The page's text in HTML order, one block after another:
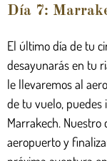
Día 7:
El último día de tu
desayunarás en tu
le llevaremos al
de tu vuelo,
Marrakech.
aeropuerto y